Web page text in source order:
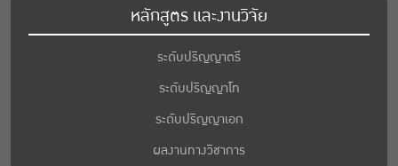
หลักสูตร และงานวิจัย
ระดับปริญญาตรี
ระดับปริญญาโท
ระดับปริญญาเอก
ผลงานทางวิชาการ